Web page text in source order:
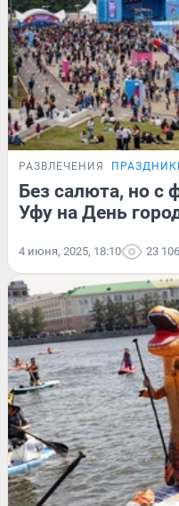
РАЗВЛЕЧЕНИЯ
Без салюта, но с
Уфу на День
4 июня, 2025, 18:10 23 106